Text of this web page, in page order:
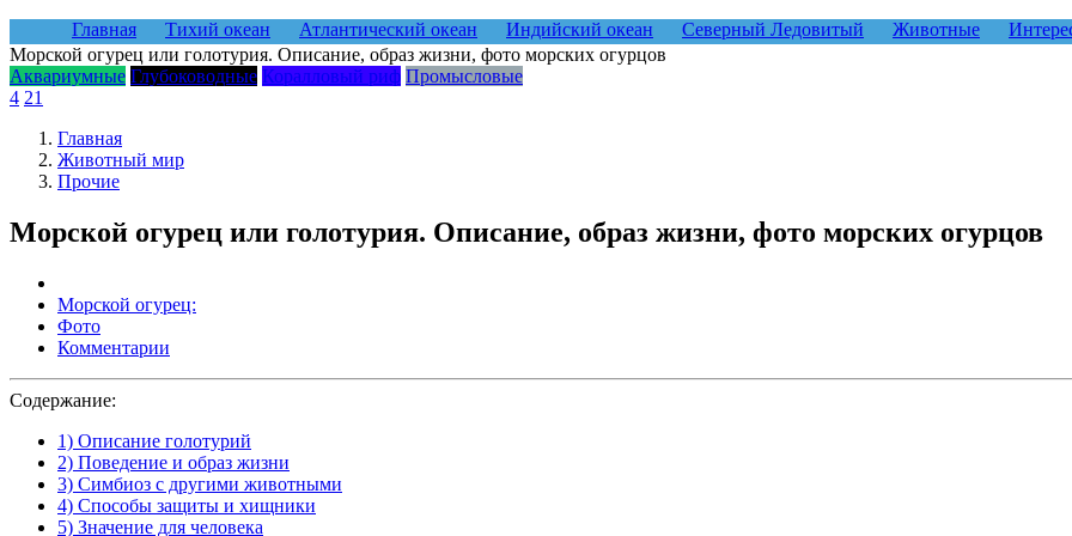
Главная Тихий океан Атлантический океан Индийский океан Северный Ледовитый Животные
Морской огурец или голотурия. Описание, образ жизни, фото морских огурцов
Аквариумные Глубоководные Коралловый риф Промысловые
4 21
Главная
Животный мир
Прочие
Морской огурец или голотурия. Описание, образ жизни, фото морских огурцов
Морской огурец:
Фото
Комментарии
Содержание:
1) Описание голотурий
2) Поведение и образ жизни
3) Симбиоз с другими животными
4) Способы защиты и хищники
5) Значение для человека